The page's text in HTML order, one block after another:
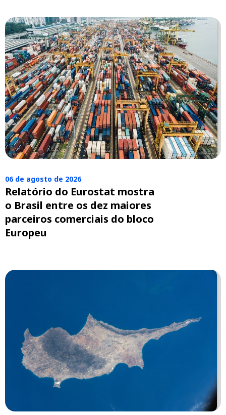
06 de agosto de 2026
Relatório do Eurostat mostra
o Brasil entre os dez maiores
parceiros comerciais do bloco
Europeu